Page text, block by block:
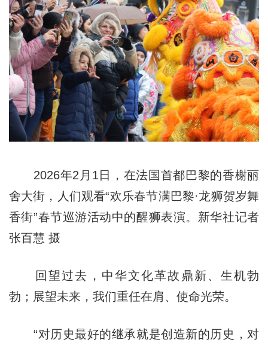
2026年2月1日，在法国首都巴黎的香榭丽
舍大街，人们观看“欢乐春节满巴黎·龙狮贺岁舞
香街”春节巡游活动中的醒狮表演。新华社记者
张百慧 摄
回望过去，中华文化革故鼎新、生机勃
勃；展望未来，我们重任在肩、使命光荣。
“对历史最好的继承就是创造新的历史，对